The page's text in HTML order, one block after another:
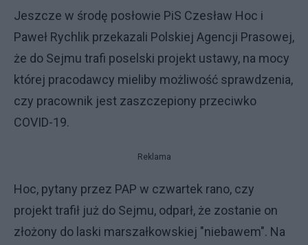
Jeszcze w środę posłowie PiS Czesław Hoc i
Paweł Rychlik przekazali Polskiej Agencji Prasowej,
że do Sejmu trafi poselski projekt ustawy, na mocy
której pracodawcy mieliby możliwość sprawdzenia,
czy pracownik jest zaszczepiony przeciwko
COVID-19.
Reklama
Hoc, pytany przez PAP w czwartek rano, czy
projekt trafił już do Sejmu, odparł, że zostanie on
złożony do laski marszałkowskiej "niebawem". Na